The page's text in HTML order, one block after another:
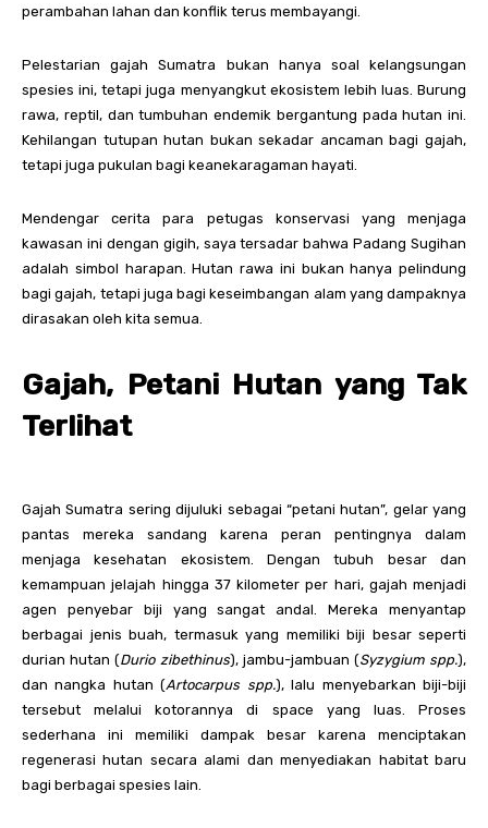
perambahan lahan dan konflik terus membayangi.
Pelestarian gajah Sumatra bukan hanya soal kelangsungan
spesies ini, tetapi juga menyangkut ekosistem lebih luas. Burung
rawa, reptil, dan tumbuhan endemik bergantung pada hutan ini.
Kehilangan tutupan hutan bukan sekadar ancaman bagi gajah,
tetapi juga pukulan bagi keanekaragaman hayati.
Mendengar cerita para petugas konservasi yang menjaga
kawasan ini dengan gigih, saya tersadar bahwa Padang Sugihan
adalah simbol harapan. Hutan rawa ini bukan hanya pelindung
bagi gajah, tetapi juga bagi keseimbangan alam yang dampaknya
dirasakan oleh kita semua.
Gajah, Petani Hutan yang Tak
Terlihat
Gajah Sumatra sering dijuluki sebagai “petani hutan”, gelar yang
pantas mereka sandang karena peran pentingnya dalam
menjaga kesehatan ekosistem. Dengan tubuh besar dan
kemampuan jelajah hingga 37 kilometer per hari, gajah menjadi
agen penyebar biji yang sangat andal. Mereka menyantap
berbagai jenis buah, termasuk yang memiliki biji besar seperti
durian hutan (Durio zibethinus), jambu-jambuan (Syzygium spp.),
dan nangka hutan (Artocarpus spp.), lalu menyebarkan biji-biji
tersebut melalui kotorannya di space yang luas. Proses
sederhana ini memiliki dampak besar karena menciptakan
regenerasi hutan secara alami dan menyediakan habitat baru
bagi berbagai spesies lain.